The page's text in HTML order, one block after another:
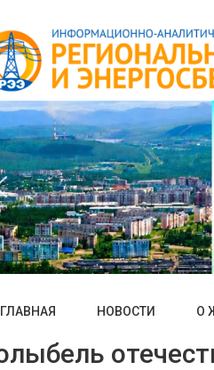
ГЛАВНАЯ НОВОСТИ О